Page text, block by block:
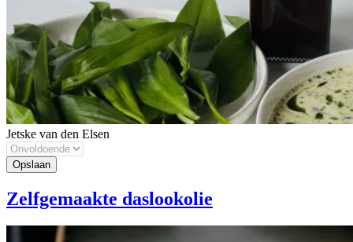
Jetske van den Elsen
Zelfgemaakte daslookolie